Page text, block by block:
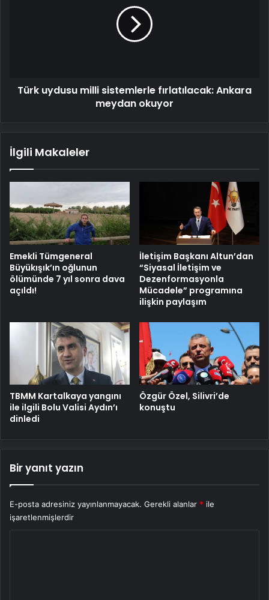
Türk uydusu milli sistemlerle fırlatılacak: Ankara
meydan okuyor
İlgili Makaleler
Emekli Tümgeneral
Büyükışık’ın oğlunun
ölümünde 7 yıl sonra dava
açıldı!
İletişim Başkanı Altun’dan
“Siyasal İletişim ve
Dezenformasyonla
Mücadele” programına
ilişkin paylaşım
TBMM Kartalkaya yangını
ile ilgili Bolu Valisi Aydın’ı
dinledi
Özgür Özel, Silivri’de
konuştu
Bir yanıt yazın
E-posta adresiniz yayınlanmayacak. Gerekli alanlar * ile
işaretlenmişlerdir